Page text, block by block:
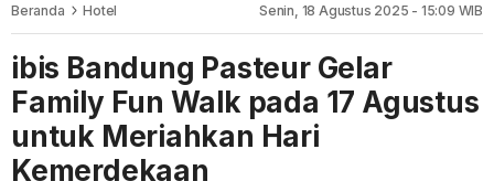
Beranda Hotel Senin, 18 Agustus 2025 - 15:09 WIB
ibis Bandung Pasteur Gelar
Family Fun Walk pada 17 Agustus
untuk Meriahkan Hari
Kemerdekaan